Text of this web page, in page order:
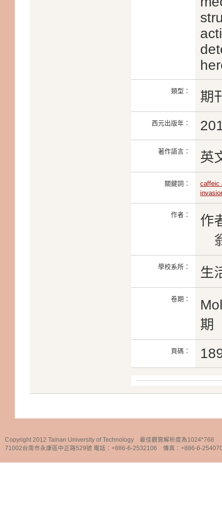
類型： 期
西元出版年：
著作語言： 英
關鍵詞：
caffeic
作者：
作
學校系所： 生
卷期：
期
頁碼：
Copyright 2012 Tainan University of Technology 最佳觀賞解析度為1024*768
71002台南市永康區中正路529號 電話：+886-6-2532106 傳真：+886-6-